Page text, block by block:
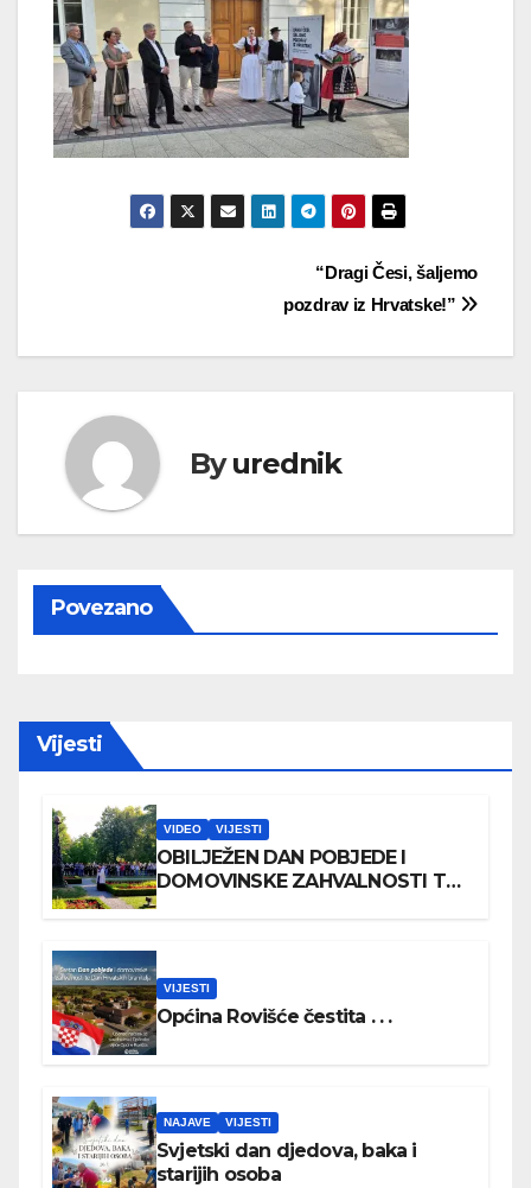
“Dragi Česi, šaljemo
pozdrav iz Hrvatske!”
Byurednik
Povezano
Vijesti
VIDEO VIJESTI
OBILJEŽEN DAN POBJEDE I
DOMOVINSKE ZAHVALNOSTI TE
VIJESTI
Općina Rovišće čestita . . .
NAJAVE VIJESTI
Svjetski dan djedova, baka i
starijih osoba